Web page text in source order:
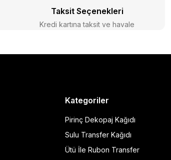
Taksit Seçenekleri
Kredi kartına taksit ve havale
Kategoriler
Pirinç Dekopaj Kağıdı
Sulu Transfer Kağıdı
Ütü İle Rubon Transfer